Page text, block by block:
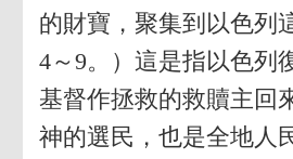
的財寶，聚集到以色列
4～9。）這是指以色列
基督作拯救的救贖主回
神的選民，也是全地人